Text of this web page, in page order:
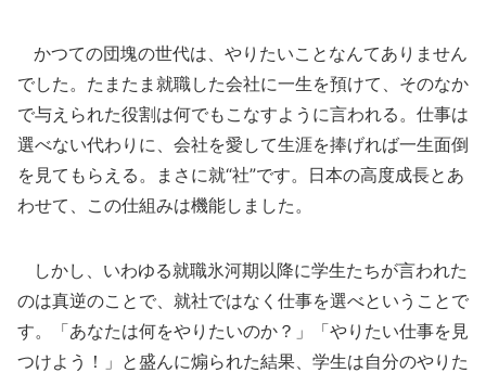
かつての団塊の世代は、やりたいことなんてありません
でした。たまたま就職した会社に一生を預けて、そのなか
で与えられた役割は何でもこなすように言われる。仕事は
選べない代わりに、会社を愛して生涯を捧げれば一生面倒
を見てもらえる。まさに就“社”です。日本の高度成長とあ
わせて、この仕組みは機能しました。
しかし、いわゆる就職氷河期以降に学生たちが言われた
のは真逆のことで、就社ではなく仕事を選べということで
す。「あなたは何をやりたいのか？」「やりたい仕事を見
つけよう！」と盛んに煽られた結果、学生は自分のやりた